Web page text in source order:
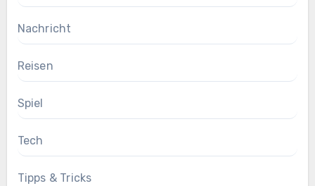
Nachricht
Reisen
Spiel
Tech
Tipps & Tricks